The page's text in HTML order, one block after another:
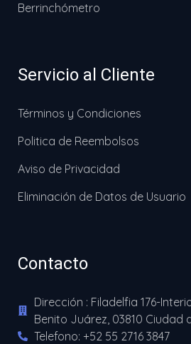
Berrinchómetro
Servicio al Cliente
Términos y Condiciones
Politica de Reembolsos
Aviso de Privacidad
Eliminación de Datos de Usuario
Contacto
Dirección : Filadelfia 176-
Benito Juárez, 03810 Ciudad
Telefono: +52 55 2716 3847